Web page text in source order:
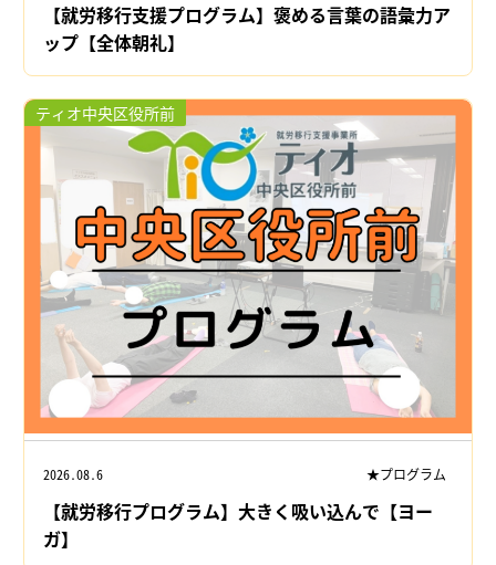
【就労移行支援プログラム】褒める言葉の語彙力ア
ップ【全体朝礼】
ティオ中央区役所前
2026.08.6 ★プログラム
【就労移行プログラム】大きく吸い込んで【ヨー
ガ】